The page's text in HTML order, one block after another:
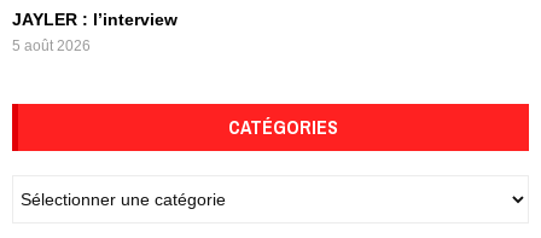
JAYLER : l’interview
5 août 2026
CATÉGORIES